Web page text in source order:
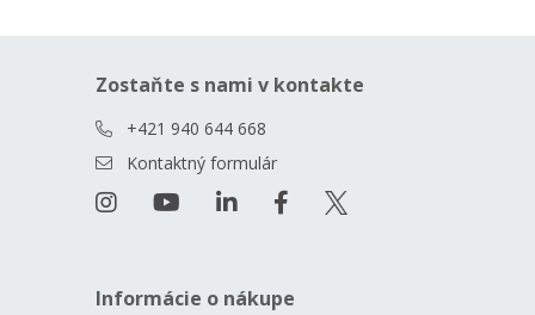
Zostaňte s nami v kontakte
+421 940 644 668
Kontaktný formulár
Informácie o nákupe